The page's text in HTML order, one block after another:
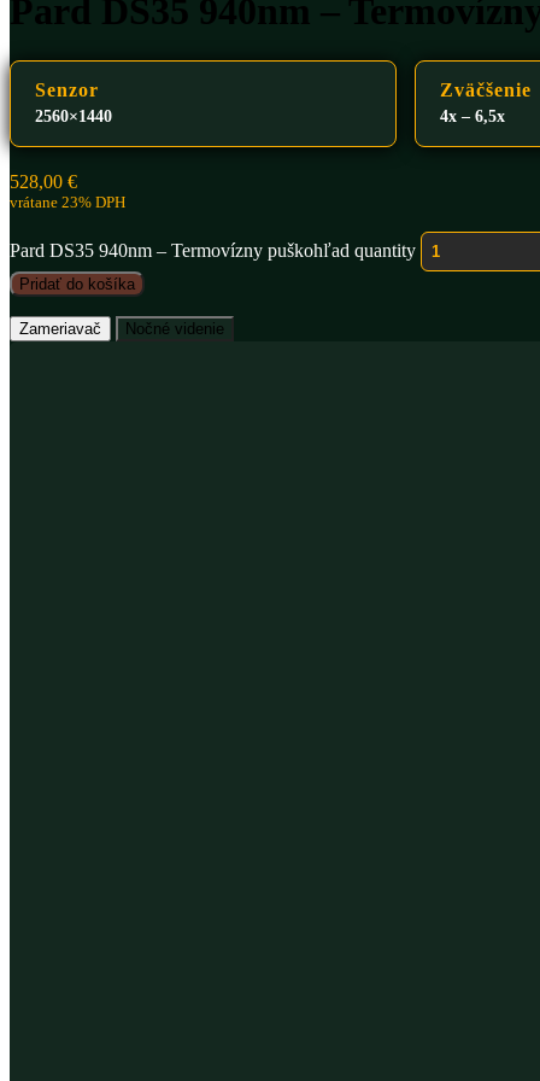
Pard DS35 940nm –
Senzor
2560×1440
Zväčšenie
4x – 6,5x
528,00 €
vrátane 23% DPH
Pard DS35 940nm – Termovízny puškohľad quantity
Pridať do košíka
Zameriavač Nočné videnie